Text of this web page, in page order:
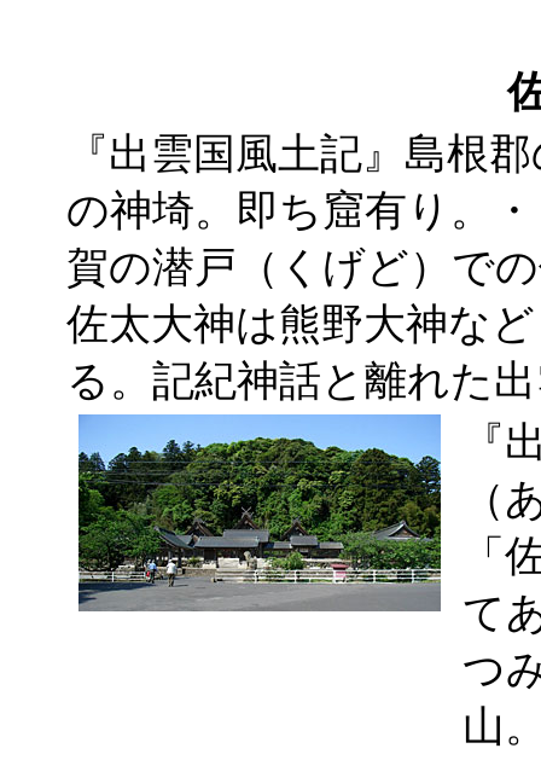
『出雲国風土記』島根
の神埼。即ち窟有り。
賀の潜戸（くげど）で
佐太大神は熊野大神な
る。記紀神話と離れた
『
（
「
て
つ
山